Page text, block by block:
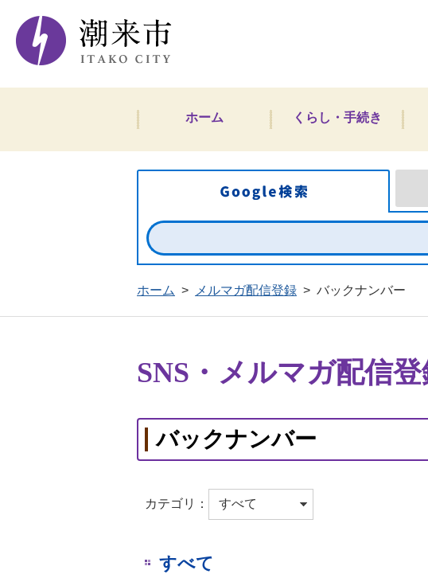
ホーム くらし・手続き
ホーム > メルマガ配信登録 > バックナンバー
SNS・メルマガ配信
バックナンバー
カテゴリ：
すべて